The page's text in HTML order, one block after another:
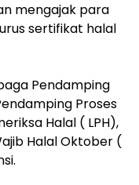
mengajak para
sertifikat halal
Pendamping
Proses
Halal ( LPH),
Halal Oktober (